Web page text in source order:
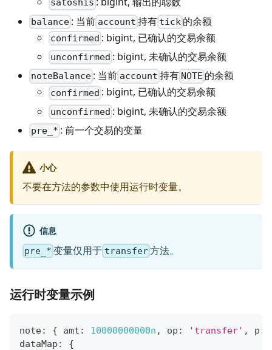
satoshis
balance : 当前 account 持有 tick 的余额
confirmed : bigint, 已确认的交易余额
unconfirmed : bigint, 未确认的交易余额
noteBalance : 当前 account 持有 NOTE 的余额
confirmed : bigint, 已确认的交易余额
unconfirmed : bigint, 未确认的交易余额
pre_* : 前一个交易的变量
小心
不要在方法的参数中使用运行时变量。
信息
pre_* 变量仅用于 transfer方法。
运行时变量示例
note: { amt : 10000000000n , op : 'transfer' , p :
dataMap : {